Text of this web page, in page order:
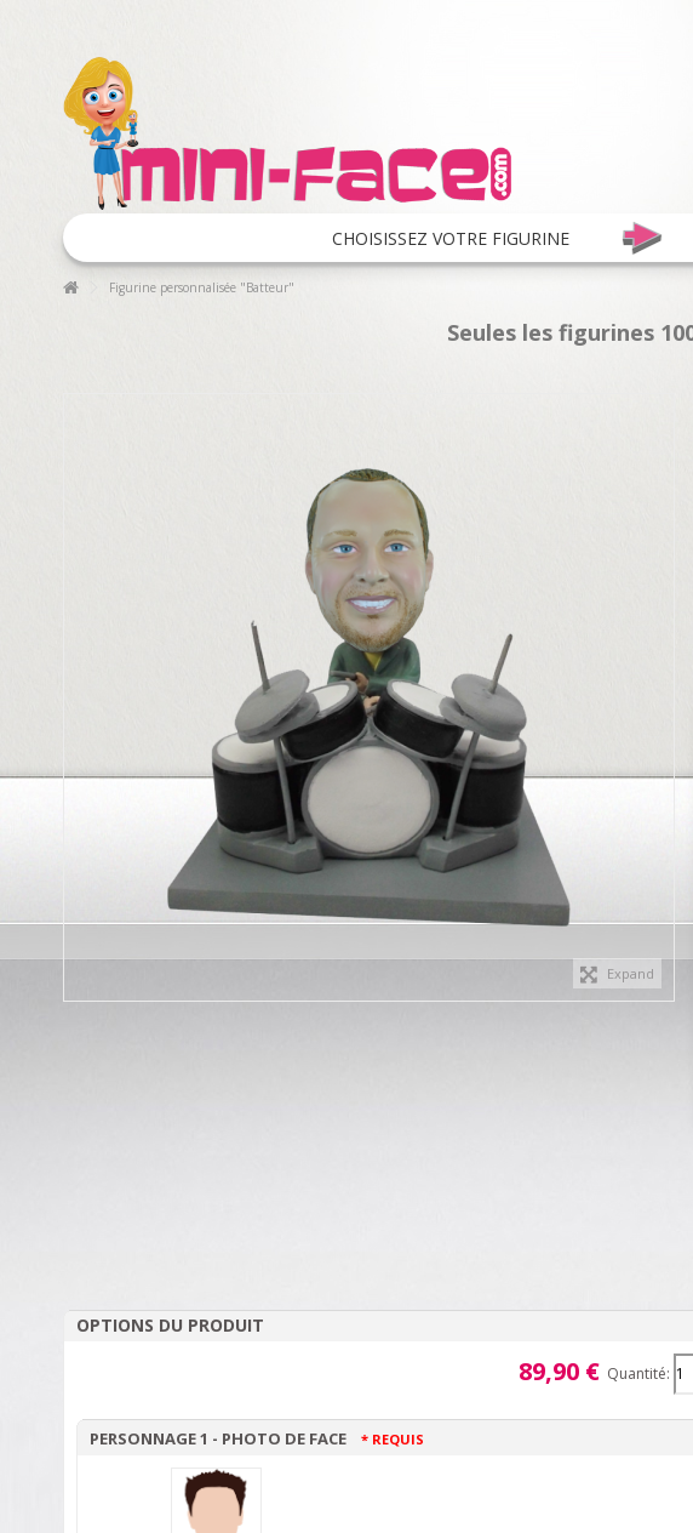
CHOISISSEZ VOTRE FIGURINE
Figurine personnalisée "Batteur"
Seules les figurines
Expand
OPTIONS DU PRODUIT
89,90 € Quantité:
PERSONNAGE 1 - PHOTO DE FACE * REQUIS